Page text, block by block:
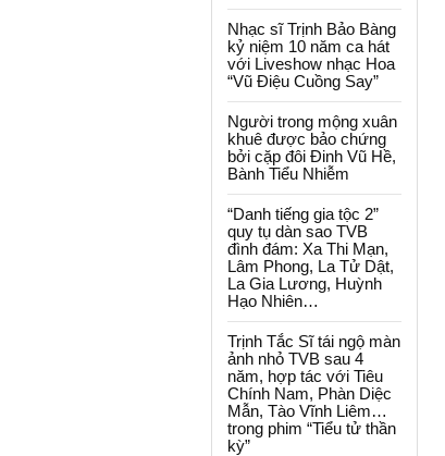
Nhạc sĩ Trịnh Bảo Bàng
kỷ niệm 10 năm ca hát
với Liveshow nhạc Hoa
“Vũ Điệu Cuồng Say”
Người trong mộng xuân
khuê được bảo chứng
bởi cặp đôi Đinh Vũ Hề,
Bành Tiểu Nhiễm
“Danh tiếng gia tộc 2”
quy tụ dàn sao TVB
đình đám: Xa Thi Mạn,
Lâm Phong, La Tử Dật,
La Gia Lương, Huỳnh
Hạo Nhiên…
Trịnh Tắc Sĩ tái ngộ màn
ảnh nhỏ TVB sau 4
năm, hợp tác với Tiêu
Chính Nam, Phàn Diệc
Mẫn, Tào Vĩnh Liêm…
trong phim “Tiểu tử thần
kỳ”